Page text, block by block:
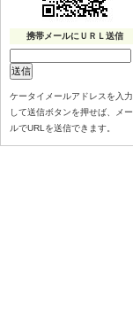
携帯メールにＵＲＬ送信
ケータイメールアドレスを入力
して送信ボタンを押せば、メー
ルでURLを送信できます。